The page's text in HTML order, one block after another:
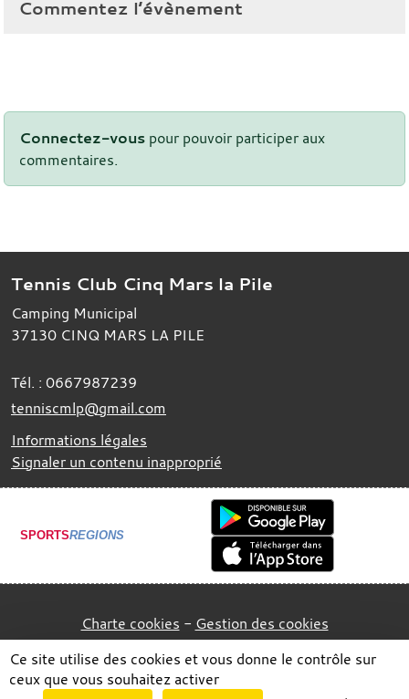
Commentez l’évènement
Connectez-vous pour pouvoir participer aux
commentaires.
Tennis Club Cinq Mars la Pile
Camping Municipal
37130 CINQ MARS LA PILE
Tél. : 0667987239
tenniscmlp@gmail.com
Informations légales
Signaler un contenu inapproprié
SPORTSREGIONS
Charte cookies Gestion des cookies
Ce site utilise des cookies et vous donne le contrôle sur
ceux que vous souhaitez activer